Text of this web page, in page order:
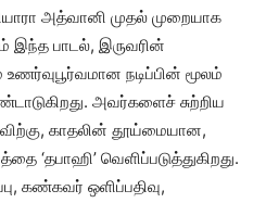
அத்வானி முதல் முறையாக
இந்த பாடல், இருவரின்
நடிப்பின் மூலம்
அவர்களைச் சுற்றிய
காதலின் தூய்மையான,
‘தபாஹி’ வெளிப்படுத்துகிறது.
கண்கவர் ஒளிப்பதிவு,